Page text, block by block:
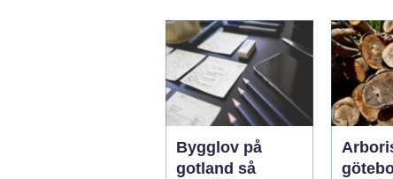
Bygglov på
gotland så